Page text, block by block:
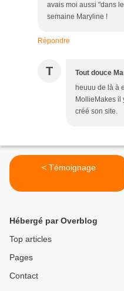
avais moi aussi "dans
semaine Maryline !
Répondre
T Tout douce
heuuu de là à
MollieMakes il
créé son site.
< Témoignage
Hébergé par Overblog
Top articles
Pages
Contact